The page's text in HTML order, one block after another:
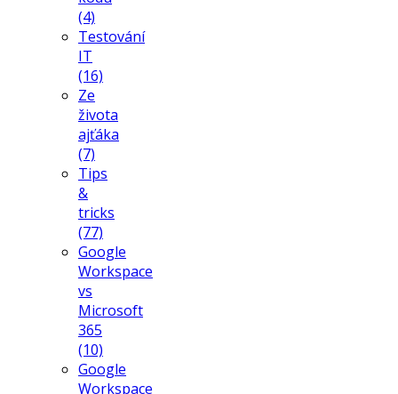
(4)
Testování
IT
(16)
Ze
života
ajťáka
(7)
Tips
&
tricks
(77)
Google
Workspace
vs
Microsoft
365
(10)
Google
Workspace